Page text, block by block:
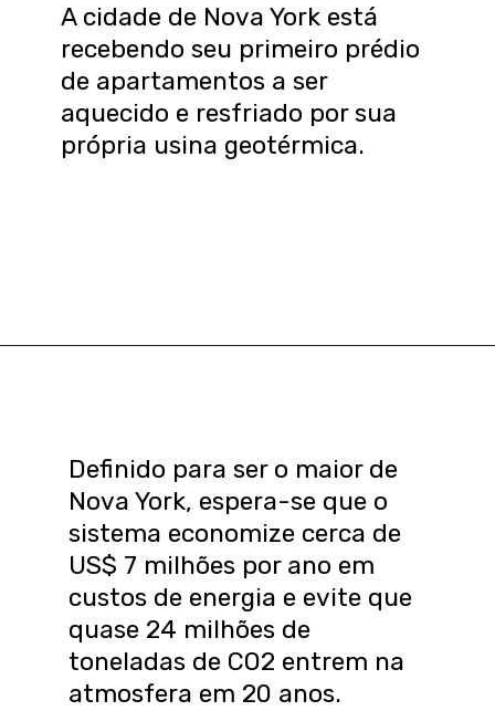
A cidade de Nova York está
recebendo seu primeiro prédio
de apartamentos a ser
aquecido e resfriado por sua
própria usina geotérmica.
Definido para ser o maior de
Nova York, espera-se que o
sistema economize cerca de
US$ 7 milhões por ano em
custos de energia e evite que
quase 24 milhões de
toneladas de CO2 entrem na
atmosfera em 20 anos.